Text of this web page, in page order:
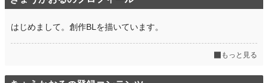
累計ポイント 5,245 pt (1,095 位)
はじめまして。創作BLを描いています。
もっと見る